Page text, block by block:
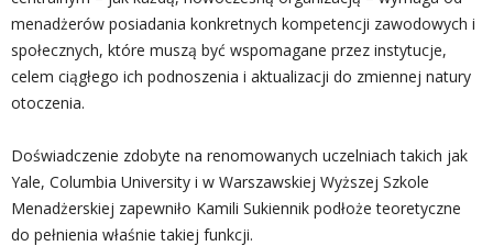
menadżerów posiadania konkretnych kompetencji zawodowych i
społecznych, które muszą być wspomagane przez instytucje,
celem ciągłego ich podnoszenia i aktualizacji do zmiennej natury
otoczenia.
Doświadczenie zdobyte na renomowanych uczelniach takich jak
Yale, Columbia University i w Warszawskiej Wyższej Szkole
Menadżerskiej zapewniło Kamili Sukiennik podłoże teoretyczne
do pełnienia właśnie takiej funkcji.